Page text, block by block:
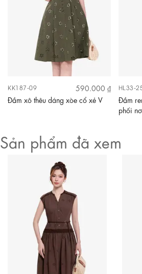
KK187-09
590.000 ₫
Đầm xô thêu dáng xòe cổ xẻ V
HL33-
Đầm
phối
Sản phẩm đã xem